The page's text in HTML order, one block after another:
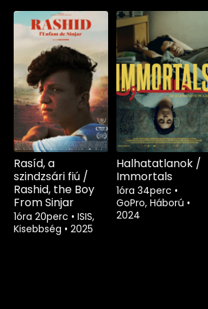
Rasíd, a
szindzsári fiú /
Rashid, the Boy
From Sinjar
1óra 20perc • ISIS,
Kisebbség • 2025
Halhatatlanok /
Immortals
1óra 34perc •
GoPro, Háború •
2024